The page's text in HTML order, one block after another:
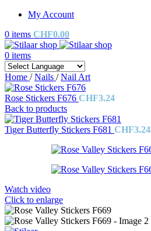
My Account
0 items CHF0.00
0 items
Home / Nails / Nail Art
Rose Stickers F676 CHF3.24
Back to products
Tiger Butterfly Stickers F681 CHF3.24
Watch video
Click to enlarge